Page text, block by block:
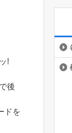
!
後
ドを